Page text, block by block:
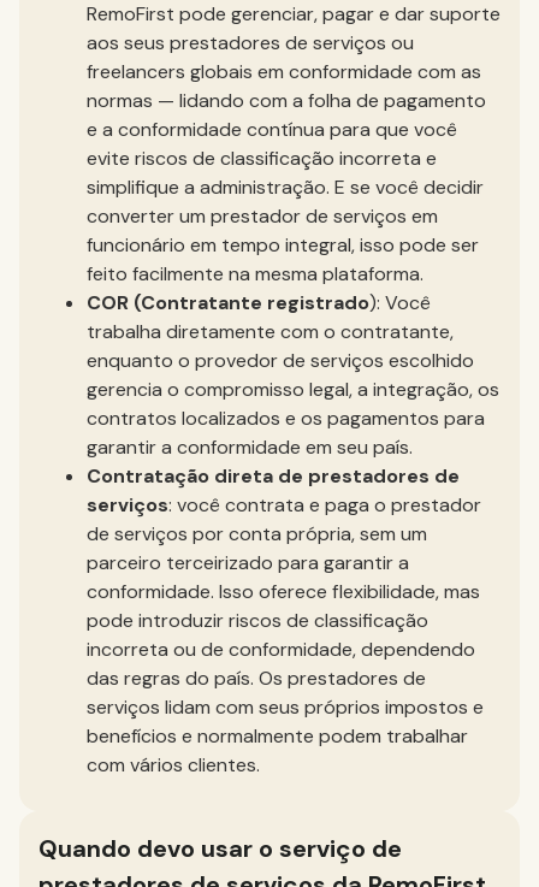
RemoFirst pode gerenciar, pagar e dar suporte
aos seus prestadores de serviços ou
freelancers globais em conformidade com as
normas — lidando com a folha de pagamento
e a conformidade contínua para que você
evite riscos de classificação incorreta e
simplifique a administração. E se você decidir
converter um prestador de serviços em
funcionário em tempo integral, isso pode ser
feito facilmente na mesma plataforma.
COR (Contratante registrado): Você
trabalha diretamente com o contratante,
enquanto o provedor de serviços escolhido
gerencia o compromisso legal, a integração, os
contratos localizados e os pagamentos para
garantir a conformidade em seu país.
Contratação direta de prestadores de
serviços: você contrata e paga o prestador
de serviços por conta própria, sem um
parceiro terceirizado para garantir a
conformidade. Isso oferece flexibilidade, mas
pode introduzir riscos de classificação
incorreta ou de conformidade, dependendo
das regras do país. Os prestadores de
serviços lidam com seus próprios impostos e
benefícios e normalmente podem trabalhar
com vários clientes.
Quando devo usar o serviço de